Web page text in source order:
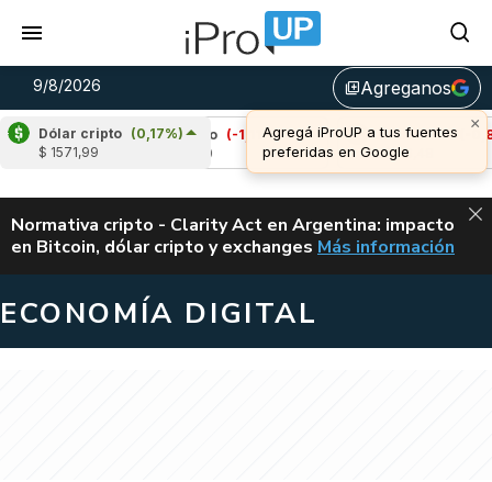
9/8/2026 library_addAgreganos
Dólar cripto (0,17%)
$ 1571,99
Cardano (-1,11%)
Avalanche
(-0,82%)
u$s 6,48
ALERTA
Normativa cripto - Clarity Act en Argentina: impacto
en Bitcoin, dólar cripto y exchanges CLARITY ACT EN
Más información
ECONOMÍA DIGITAL